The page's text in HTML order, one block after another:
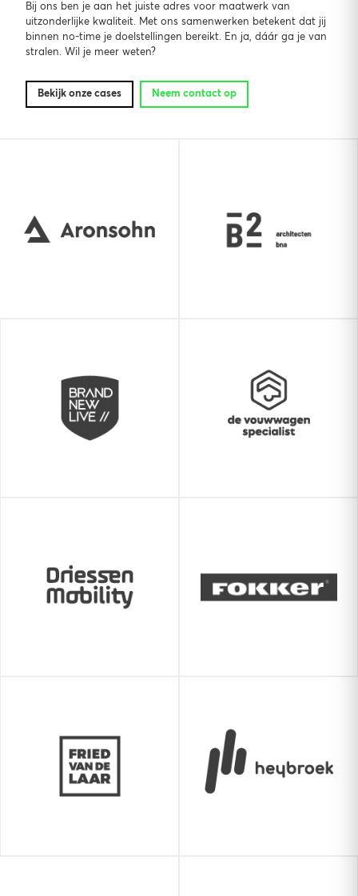
Bij ons ben je aan het juiste adres voor maatwerk van
uitzonderlijke kwaliteit. Met ons samenwerken betekent dat jij
binnen no-time je doelstellingen bereikt. En ja, dáár ga je van
stralen. Wil je meer weten?
Bekijk onze cases Neem contact op